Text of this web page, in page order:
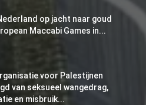
op jacht naar goud
Maccabi Games in...
voor Palestijnen
van seksueel wangedrag,
en misbruik...